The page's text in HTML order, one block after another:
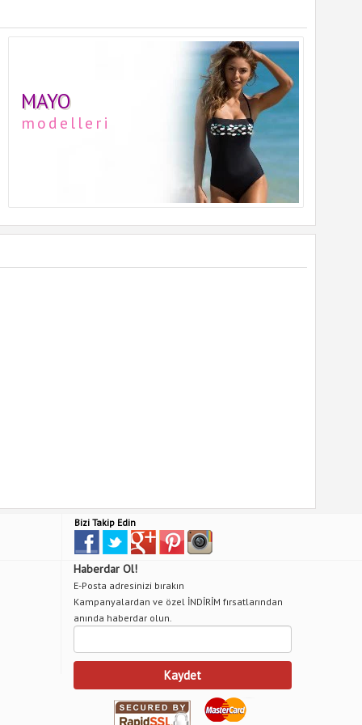
MAYO
modelleri
Bizi Takip Edin
Haberdar Ol!
E-Posta adresinizi bırakın
Kampanyalardan ve özel İNDİRİM fırsatlarından
anında haberdar olun.
Kaydet